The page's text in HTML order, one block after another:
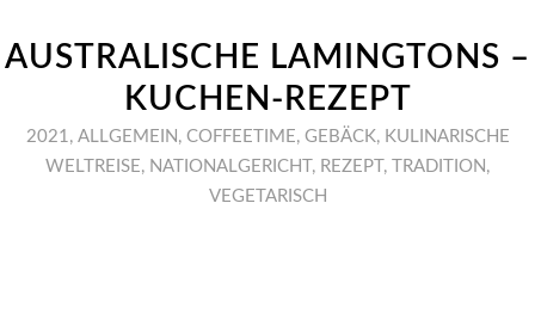
AUSTRALISCHE LAMINGTONS –
KUCHEN-REZEPT
2021, ALLGEMEIN , COFFEETIME, GEBÄCK, KULINARISCHE
WELTREISE, NATIONALGERICHT , REZEPT , TRADITION ,
VEGETARISCH